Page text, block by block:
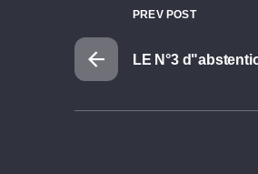
PREV POST
LE N°3